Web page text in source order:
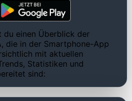
du einen Überblick der
die in der Smartphone-App
mit aktuellen
Statistiken und
sind: